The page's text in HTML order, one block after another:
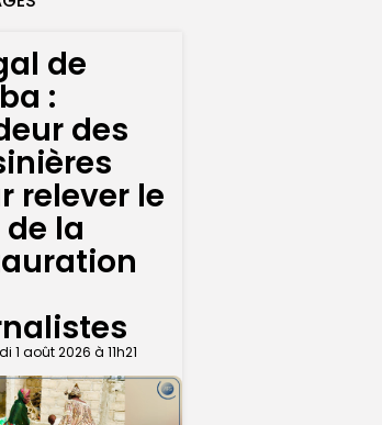
de
:
des
relever le
la
1 août 2026 à 11h21